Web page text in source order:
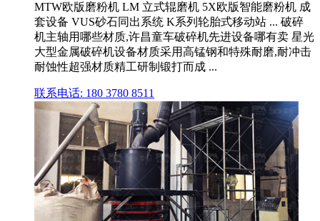
MTW欧版磨粉机 LM 立式辊磨机 5X欧版智能磨粉机 成
套设备 VUS砂石同出系统 K系列轮胎式移动站 ... 破碎
机主轴用哪些材质,许昌童车破碎机先进设备哪有卖 星光
大型金属破碎机设备材质采用高锰钢和特殊耐磨,耐冲击
耐蚀性超强材质精工研制锻打而成 ...
联系电话: 180 3780 8511